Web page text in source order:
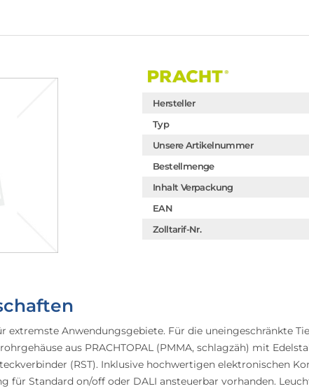
Hersteller
Typ
Unsere Artikelnummer
Bestellmenge
Inhalt Verpackung
EAN
Zolltarif-Nr.
extremste Anwendungsgebiete. Für die uneingeschränkte
aus PRACHTOPAL (PMMA, schlagzäh) mit
(RST). Inklusive hochwertigen elektronischen
für Standard on/off oder DALI ansteuerbar vorhanden.